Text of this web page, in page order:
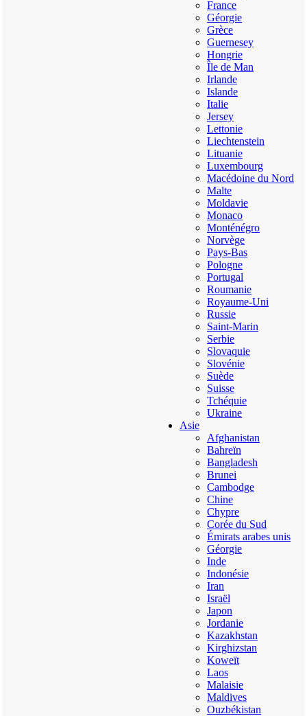
France
Géorgie
Grèce
Guernesey
Hongrie
Île de Man
Irlande
Islande
Italie
Jersey
Lettonie
Liechtenstein
Lituanie
Luxembourg
Macédoine du Nord
Malte
Moldavie
Monaco
Monténégro
Norvège
Pays-Bas
Pologne
Portugal
Roumanie
Royaume-Uni
Russie
Saint-Marin
Serbie
Slovaquie
Slovénie
Suède
Suisse
Tchéquie
Ukraine
Asie
Afghanistan
Bahreïn
Bangladesh
Brunei
Cambodge
Chine
Chypre
Corée du Sud
Émirats arabes unis
Géorgie
Inde
Indonésie
Iran
Israël
Japon
Jordanie
Kazakhstan
Kirghizstan
Koweït
Laos
Malaisie
Maldives
Ouzbékistan